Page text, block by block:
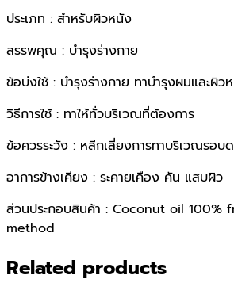
ประเภท : สำหรับผิวหนัง
สรรพคุณ : บำรุงร่างกาย
ข้อบ่งใช้ : บำรุงร่างกาย ทาบำรุงผมและผิว
วิธีการใช้ : ทาให้ทั่วบริเวณที่ต้องการ
ข้อควรระวัง : หลีกเลี่ยงการทาบริเวณรอบ
อาการข้างเคียง : ระคายเคือง คัน แสบผิว
ส่วนประกอบสินค้า : Coconut oil 100%
method
Related products